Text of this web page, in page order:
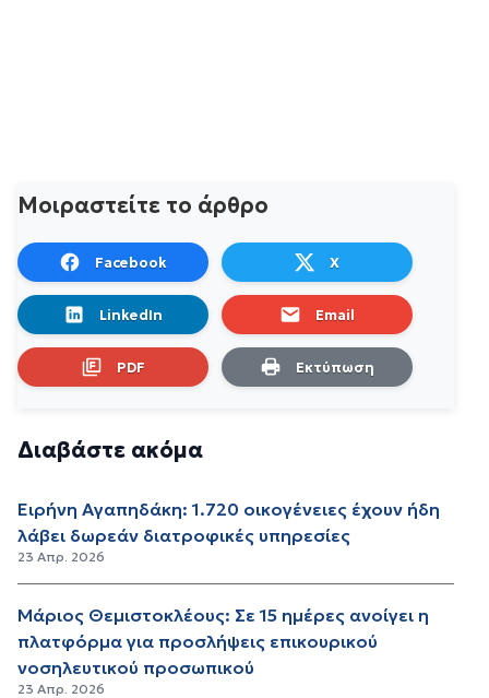
Μοιραστείτε το άρθρο
Facebook X
LinkedIn Email
PDF Εκτύπωση
Διαβάστε ακόμα
Ειρήνη Αγαπηδάκη: 1.720 οικογένειες έχουν ήδη
λάβει δωρεάν διατροφικές υπηρεσίες
23 Απρ. 2026
Μάριος Θεμιστοκλέους: Σε 15 ημέρες ανοίγει η
πλατφόρμα για προσλήψεις επικουρικού
νοσηλευτικού προσωπικού
23 Απρ. 2026